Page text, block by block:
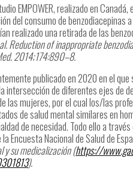
EMPOWER, realizado en
del consumo de
realizado una retirada de las
Reduction of inappropriate
2014;174:890–8.
publicado en 2020 en el
intersección de diferentes ejes de
las mujeres, por el cual los/las
de salud mental similares en
de necesidad. Todo ello a
Encuesta Nacional de Salud de
y su medicalización (https://
).